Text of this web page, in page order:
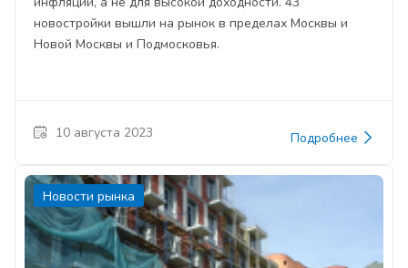
новостройки вышли на рынок в пределах Москвы и
Новой Москвы и Подмосковья.
10 августа 2023 Подробнее
Новости рынка